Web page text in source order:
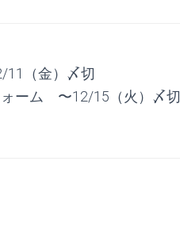
（金）〆切
ーム 〜12/15（火）〆切